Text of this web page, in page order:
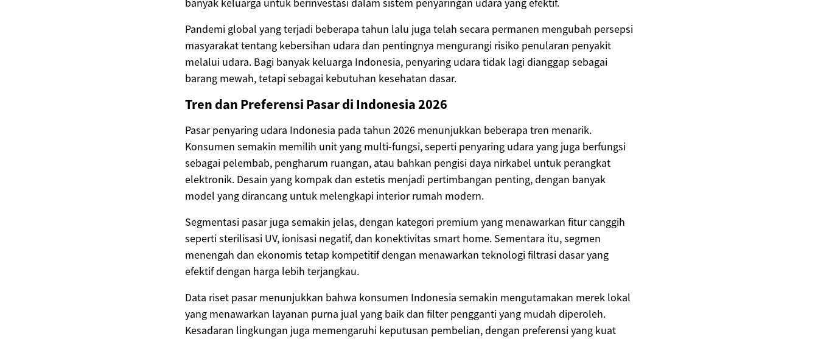
banyak keluarga untuk berinvestasi dalam sistem penyaringan udara yang efektif.
Pandemi global yang terjadi beberapa tahun lalu juga telah secara permanen mengubah persepsi
masyarakat tentang kebersihan udara dan pentingnya mengurangi risiko penularan penyakit
melalui udara. Bagi banyak keluarga Indonesia, penyaring udara tidak lagi dianggap sebagai
barang mewah, tetapi sebagai kebutuhan kesehatan dasar.
Tren dan Preferensi Pasar di Indonesia 2026
Pasar penyaring udara Indonesia pada tahun 2026 menunjukkan beberapa tren menarik.
Konsumen semakin memilih unit yang multi-fungsi, seperti penyaring udara yang juga berfungsi
sebagai pelembab, pengharum ruangan, atau bahkan pengisi daya nirkabel untuk perangkat
elektronik. Desain yang kompak dan estetis menjadi pertimbangan penting, dengan banyak
model yang dirancang untuk melengkapi interior rumah modern.
Segmentasi pasar juga semakin jelas, dengan kategori premium yang menawarkan fitur canggih
seperti sterilisasi UV, ionisasi negatif, dan konektivitas smart home. Sementara itu, segmen
menengah dan ekonomis tetap kompetitif dengan menawarkan teknologi filtrasi dasar yang
efektif dengan harga lebih terjangkau.
Data riset pasar menunjukkan bahwa konsumen Indonesia semakin mengutamakan merek lokal
yang menawarkan layanan purna jual yang baik dan filter pengganti yang mudah diperoleh.
Kesadaran lingkungan juga memengaruhi keputusan pembelian, dengan preferensi yang kuat